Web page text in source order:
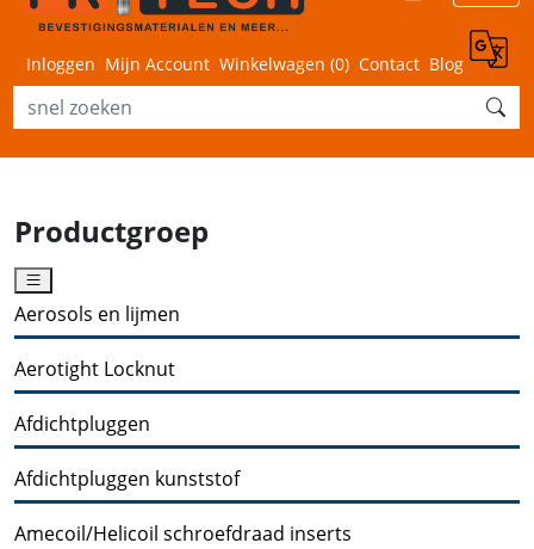
Inloggen Mijn Account Winkelwagen (0) Contact Blog
Productgroep
Aerosols en lijmen
Aerotight Locknut
Afdichtpluggen
Afdichtpluggen kunststof
Amecoil/Helicoil schroefdraad inserts